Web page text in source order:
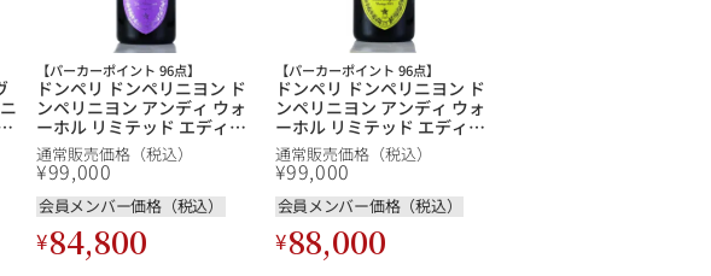
イーグル
【パーカーポイント 96点】
ドンペリ ドンペリニヨン ド
ンペリニヨン アンディ ウォ
ーホル リミテッド エディシ
ョン ( ラベル：藤 ) 2002 ラ
ベル不良 ドン ペリニヨン ド
ンペリニョン Dom
Perignon Andy Warhol
Limited Edition ( Mauve )
フランス シャンパン シャン
パーニュ
通常販売価格（税込）
¥99,000
会員メンバー価格（税込）
¥84,800
【パーカーポイント 96点】
ドンペリ ドンペリニヨン ド
ンペリニヨン アンディ ウォ
ーホル リミテッド エディシ
ョン ( ラベル：黄・B ) 2002
ドン ペリニヨン ドンペリニ
ョン Dom Perignon Andy
Warhol Limited Edition (
Yellow-B ) フランス シャン
パン シャンパーニュ
通常販売価格（税込）
¥99,000
会員メンバー価格（税込）
¥88,000